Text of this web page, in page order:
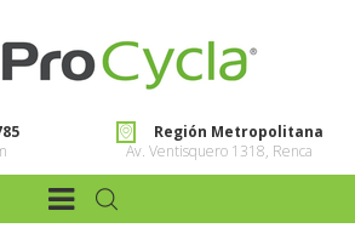
Región Metropolitana
Av. Ventisquero 1318, Renca